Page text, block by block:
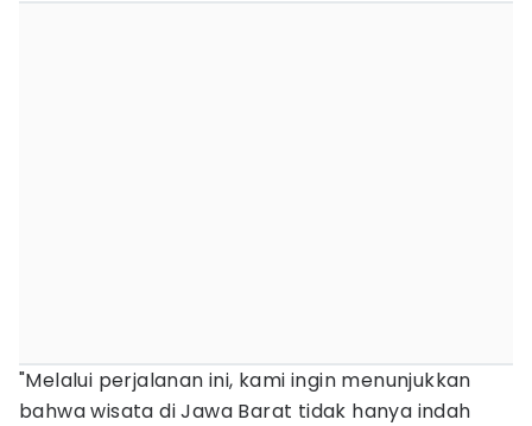
"Melalui perjalanan ini, kami ingin menunjukkan
bahwa wisata di Jawa Barat tidak hanya indah